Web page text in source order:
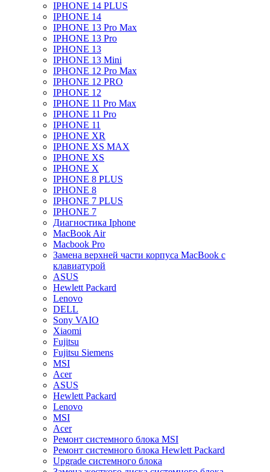
IPHONE 14 PLUS
IPHONE 14
IPHONE 13 Pro Max
IPHONE 13 Pro
IPHONE 13
IPHONE 13 Mini
IPHONE 12 Pro Max
IPHONE 12 PRO
IPHONE 12
IPHONE 11 Pro Max
IPHONE 11 Pro
IPHONE 11
IPHONE XR
IPHONE XS MAX
IPHONE XS
IPHONE X
IPHONE 8 PLUS
IPHONE 8
IPHONE 7 PLUS
IPHONE 7
Диагностика Iphone
MacBook Air
Macbook Pro
Замена верхней части корпуса MacBook с
клавиатурой
ASUS
Hewlett Packard
Lenovo
DELL
Sony VAIO
Xiaomi
Fujitsu
Fujitsu Siemens
MSI
Acer
ASUS
Hewlett Packard
Lenovo
MSI
Acer
Ремонт системного блока MSI
Ремонт системного блока Hewlett Packard
Upgrade системного блока